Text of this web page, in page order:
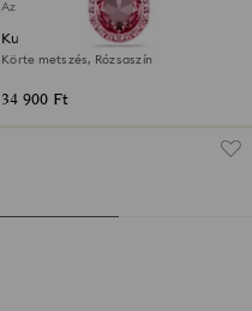
Az áru nincs készleten
Kulcskarika
Körte metszés, Rózsaszín
34 900 Ft